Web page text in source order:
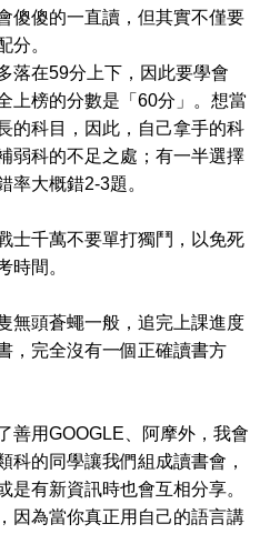
傻傻的一直讀，但其實不僅要
分。
落在59分上下，因此要學會
上榜的分數是「 60分」。想當
的科目，因此，自己拿手的科
弱科的不足之處；有一半選擇
率大概錯2-3題。
士千萬不要單打獨鬥，以免死
時間。
無頭蒼蠅一般，追完上課進度
，完全沒有一個正確讀書方
善用GOOGLE 、阿摩外，我會
科的同學讓我們組成讀書會，
是有新資訊時也會互相分享。
因為當你真正用自己的語言講